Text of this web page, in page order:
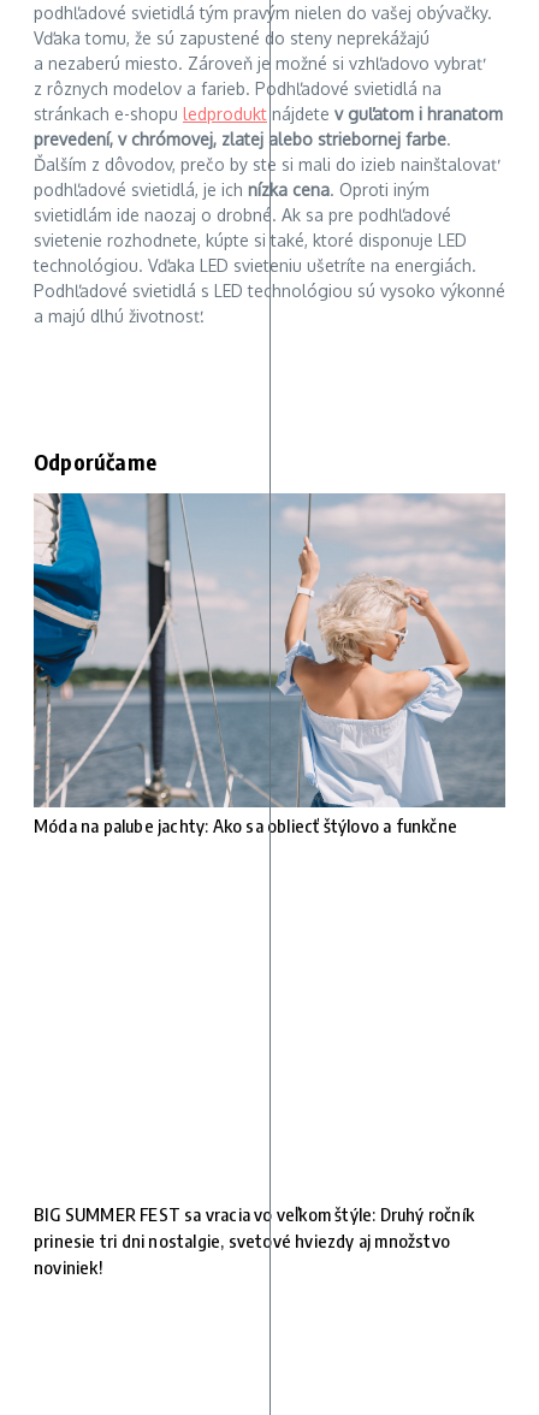
podhľadové svietidlá tým pravým nielen do vašej obývačky.
Vďaka tomu, že sú zapustené do steny neprekážajú
a nezaberú miesto. Zároveň je možné si vzhľadovo vybrať
z rôznych modelov a farieb. Podhľadové svietidlá na
stránkach e-shopu ledprodukt nájdete v guľatom i hranatom
prevedení, v chrómovej, zlatej alebo striebornej farbe.
Ďalším z dôvodov, prečo by ste si mali do izieb nainštalovať
podhľadové svietidlá, je ich nízka cena. Oproti iným
svietidlám ide naozaj o drobné. Ak sa pre podhľadové
svietenie rozhodnete, kúpte si také, ktoré disponuje LED
technológiou. Vďaka LED svieteniu ušetríte na energiách.
Podhľadové svietidlá s LED technológiou sú vysoko výkonné
a majú dlhú životnosť.
Odporúčame
Móda na palube jachty: Ako sa obliecť štýlovo a funkčne
BIG SUMMER FEST sa vracia vo veľkom štýle: Druhý ročník
prinesie tri dni nostalgie, svetové hviezdy aj množstvo
noviniek!